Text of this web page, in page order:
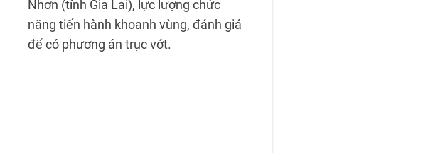
Nhơn (tỉnh Gia Lai), lực lượng chức
năng tiến hành khoanh vùng, đánh giá
để có phương án trục vớt.